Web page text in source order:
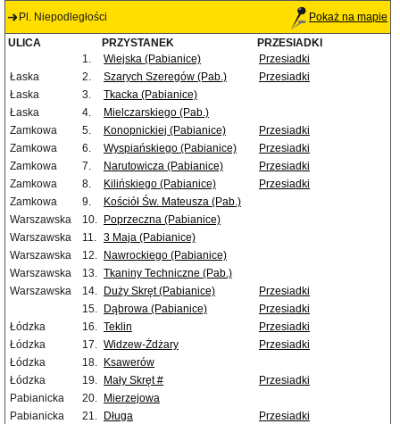
Pl. Niepodległości Pokaż na mapie
ULICA PRZYSTANEK
PRZESIADKI
1.
Wiejska (Pabianice)
Przesiadki
Łaska
2. Szarych Szeregów (Pab.)
Przesiadki
Łaska
3.
Tkacka (Pabianice)
Łaska
4.
Mielczarskiego (Pab.)
Zamkowa
5. Konopnickiej (Pabianice)
Przesiadki
Zamkowa
6. Wyspiańskiego (Pabianice)
Przesiadki
Zamkowa
7. Narutowicza (Pabianice)
Przesiadki
Zamkowa
8. Kilińskiego (Pabianice)
Przesiadki
Zamkowa
9.
Kościół Św. Mateusza (Pab.)
Warszawska
10.
Poprzeczna (Pabianice)
Warszawska
11. 3 Maja (Pabianice)
Warszawska
12.
Nawrockiego (Pabianice)
Warszawska
13. Tkaniny Techniczne (Pab.)
Warszawska
14. Duży Skręt (Pabianice)
Przesiadki
15.
Dąbrowa (Pabianice)
Przesiadki
Łódzka
16. Teklin
Przesiadki
Łódzka
17. Widzew-Żdżary
Przesiadki
Łódzka
18.
Ksawerów
Łódzka
19. Mały Skręt #
Przesiadki
Pabianicka
20.
Mierzejowa
Pabianicka
21. Długa
Przesiadki